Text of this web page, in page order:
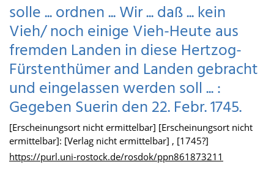
solle ... ordnen ... Wir ... daß ... kein
Vieh/ noch einige Vieh-Heute aus
fremden Landen in diese Hertzog-
Fürstenthümer and Landen gebracht
und eingelassen werden soll ... :
Gegeben Suerin den 22. Febr. 1745.
[Erscheinungsort nicht ermittelbar] [Erscheinungsort nicht
ermittelbar]: [Verlag nicht ermittelbar] , [1745?]
https://purl.uni-rostock.de/rosdok/ppn861873211